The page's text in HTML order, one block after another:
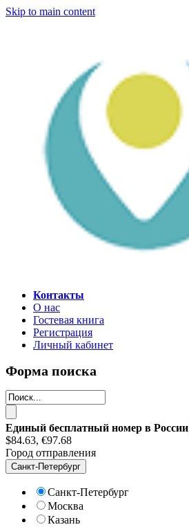
Skip to main content
Контакты
О нас
Гостевая книга
Регистрация
Личный кабинет
Форма поиска
Единый бесплатный номер в России
$84.63, €97.68
Город отправления
Санкт-Петербург
Санкт-Петербург
Москва
Казань